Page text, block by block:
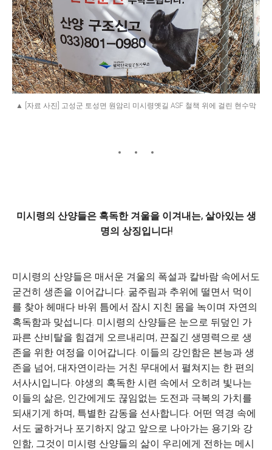
▲ [자료 사진] 고성군 토성면 원암리 미시령옛길 ASF 철책 위에 걸린 현수막
미시령의 산양들은 혹독한 겨울을 이겨내는, 살아있는 생
명의 상징입니다!
미시령의 산양들은 매서운 겨울의 폭설과 칼바람 속에서도
굳건히 생존을 이어갑니다. 굶주림과 추위에 떨면서 먹이
를 찾아 헤매다 바위 틈에서 잠시 지친 몸을 녹이며 자연의
혹독함과 맞섭니다. 미시령의 산양들은 눈으로 뒤덮인 가
파른 산비탈을 힘겹게 오르내리며, 끈질긴 생명력으로 생
존을 위한 여정을 이어갑니다. 이들의 강인함은 본능과 생
존을 넘어, 대자연이라는 거친 무대에서 펼쳐지는 한 편의
서사시입니다. 야생의 혹독한 시련 속에서 오히려 빛나는
이들의 삶은, 인간에게도 끊임없는 도전과 극복의 가치를
되새기게 하며, 특별한 감동을 선사합니다. 어떤 역경 속에
서도 굴하거나 포기하지 않고 앞으로 나아가는 용기와 강
인함, 그것이 미시령 산양들의 삶이 우리에게 전하는 메시